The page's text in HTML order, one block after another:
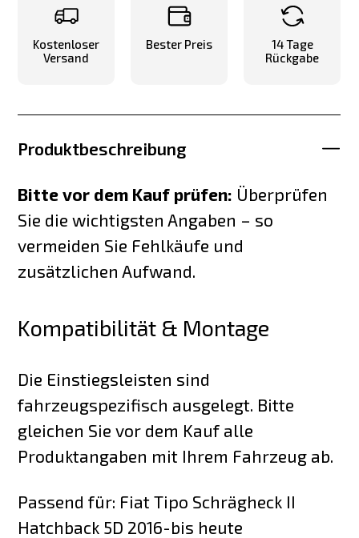
Kostenloser
Versand
Bester Preis
14 Tage
Rückgabe
Produktbeschreibung
Bitte vor dem Kauf prüfen: Überprüfen
Sie die wichtigsten Angaben – so
vermeiden Sie Fehlkäufe und
zusätzlichen Aufwand.
Kompatibilität & Montage
Die Einstiegsleisten sind
fahrzeugspezifisch ausgelegt. Bitte
gleichen Sie vor dem Kauf alle
Produktangaben mit Ihrem Fahrzeug ab.
Passend für: Fiat Tipo Schrägheck II
Hatchback 5D 2016-bis heute